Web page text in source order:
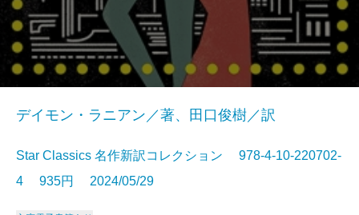
デイモン・ラニアン／著、田口俊樹／訳
Star Classics 名作新訳コレクション 978-4-10-220702-
4 935円 2024/05/29